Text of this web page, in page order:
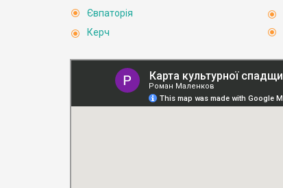
Євпаторія
Керч